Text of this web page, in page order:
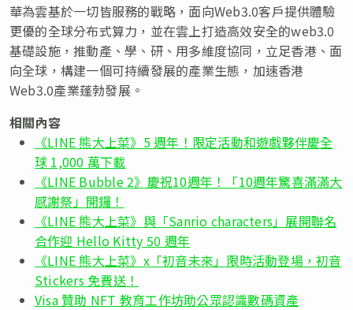
華為雲基於一切皆服務的戰略，面向Web3.0客戶提供體驗
更優的全球分布式算力，並在雲上打造高效安全的web3.0
基礎設施，推動產、學、研、用多維度協同，立足香港、面
向全球，構建一個可持續發展的產業生態，加速香港
Web3.0產業蓬勃發展。
相關內容
《LINE 熊大上菜》5 週年！限定活動和遊戲夥伴慶全
球 1,000 萬下載
《LINE Bubble 2》慶祝10週年！「10週年驚喜滿滿大
感謝祭」開鑼！
《LINE 熊大上菜》與「Sanrio characters」展開聯名
合作迎 Hello Kitty 50 週年
《LINE 熊大上菜》x「初音未來」限時活動登場，初音
Stickers 免費送！
Visa 贊助 NFT 教育工作坊助公眾認識數碼資產